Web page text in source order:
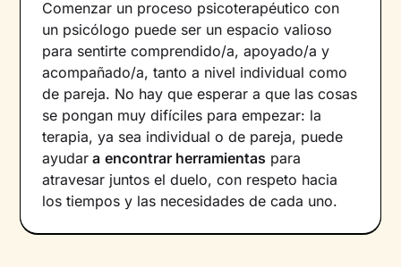
Comenzar un proceso psicoterapéutico con
un psicólogo puede ser un espacio valioso
para sentirte comprendido/a, apoyado/a y
acompañado/a, tanto a nivel individual como
de pareja. No hay que esperar a que las cosas
se pongan muy difíciles para empezar: la
terapia, ya sea individual o de pareja, puede
ayudar a encontrar herramientas para
atravesar juntos el duelo, con respeto hacia
los tiempos y las necesidades de cada uno.